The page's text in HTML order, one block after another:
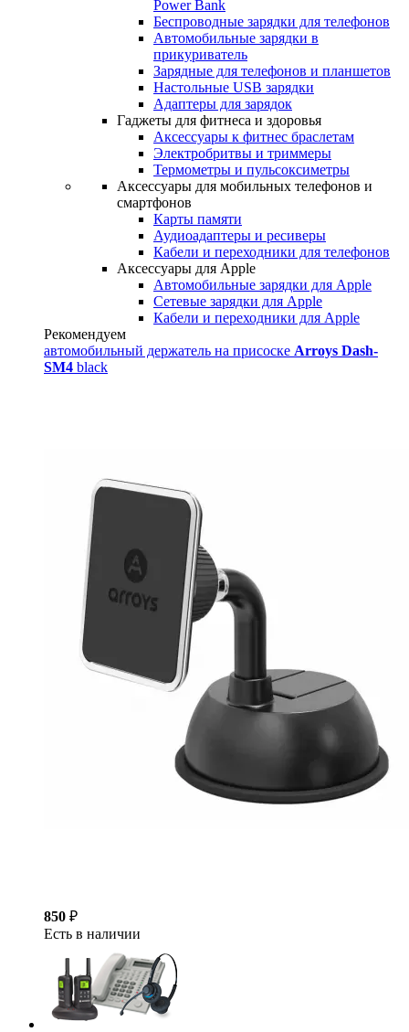
Power Bank
Беспроводные зарядки для телефонов
Автомобильные зарядки в
прикуриватель
Зарядные для телефонов и планшетов
Настольные USB зарядки
Адаптеры для зарядок
Гаджеты для фитнеса и здоровья
Аксессуары к фитнес браслетам
Электробритвы и триммеры
Термометры и пульсоксиметры
Аксессуары для мобильных телефонов и
смартфонов
Карты памяти
Аудиоадаптеры и ресиверы
Кабели и переходники для телефонов
Аксессуары для Apple
Автомобильные зарядки для Apple
Сетевые зарядки для Apple
Кабели и переходники для Apple
Рекомендуем
автомобильный держатель на присоске Arroys Dash-
SM4 black
850 ₽
Есть в наличии